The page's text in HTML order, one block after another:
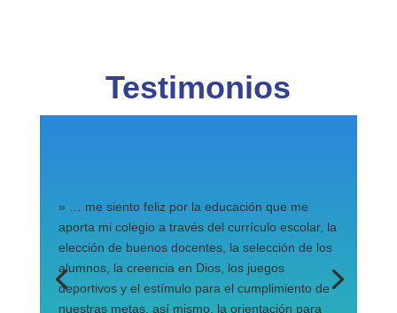
Testimonios
» … me siento feliz por la educación que me
aporta mi colegio a través del currículo escolar, la
elección de buenos docentes, la selección de los
alumnos, la creencia en Dios, los juegos
deportivos y el estímulo para el cumplimiento de
nuestras metas, así mismo, la orientación para